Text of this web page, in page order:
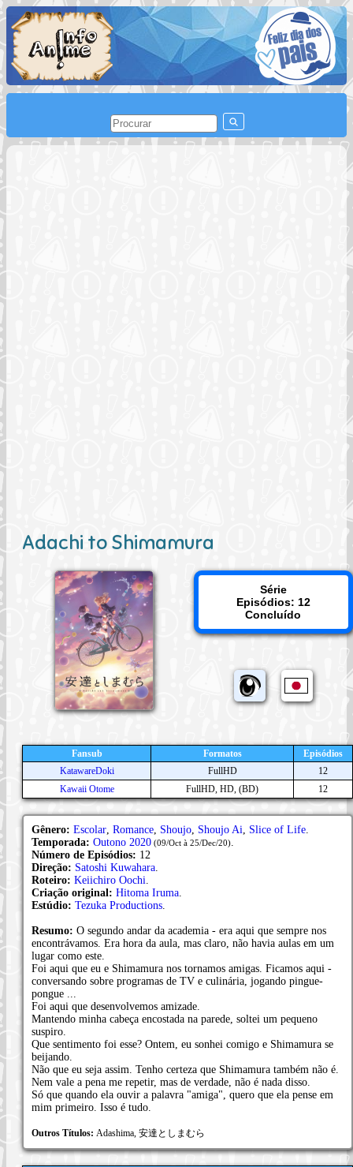
Adachi to Shimamura
Série
Episódios: 12
Concluído
Fansub Formatos
Episódios
KatawareDoki
FullHD
12
Kawaii Otome
FullHD, HD, (BD) 12
Gênero: Escolar Romance Shoujo Shoujo Ai Slice of Life
Temporada: Outono 2020 (09/Oct à 25/Dec/20)
Número de Episódios: 12
Direção: Satoshi Kuwahara
Roteiro: Keiichiro Oochi
Criação original: Hitoma Iruma
Estúdio: Tezuka Productions
Resumo: O segundo andar da academia - era aqui que sempre nos
encontrávamos. Era hora da aula, mas claro, não havia aulas em um
lugar como este.
Foi aqui que eu e Shimamura nos tornamos amigas. Ficamos aqui -
conversando sobre programas de TV e culinária, jogando pingue-
pongue ...
Foi aqui que desenvolvemos amizade.
Mantendo minha cabeça encostada na parede, soltei um pequeno
suspiro.
Que sentimento foi esse? Ontem, eu sonhei comigo e Shimamura se
beijando.
Não que eu seja assim. Tenho certeza que Shimamura também não é.
Nem vale a pena me repetir, mas de verdade, não é nada disso.
Só que quando ela ouvir a palavra "amiga", quero que ela pense em
mim primeiro. Isso é tudo.
Outros Títulos: Adashima, 安達としまむら